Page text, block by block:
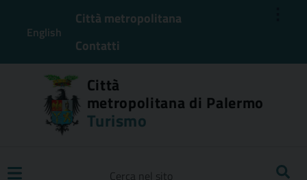
English
Città metropolitana
Contatti
Città
metropolitana di Palermo
Turismo